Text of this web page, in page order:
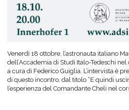
Venerdì 18 ottobre, l’astronauta italiano
dell’Accademia di Studi Italo-Tedeschi nel
a cura di Federico Guiglia. L’intervista è
di questo incontro, dal titolo “E quindi
l’esperienza del Comandante Cheli nel